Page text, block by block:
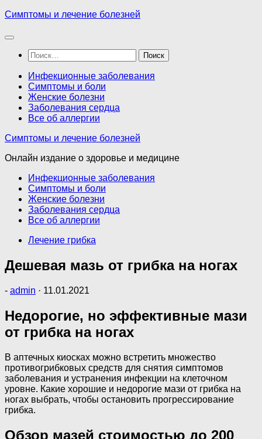
Перейти
содержимому
Симптомы и лечение болезней
Найти:
Инфекционные заболевания
Симптомы и боли
Женские болезни
Заболевания сердца
Все об аллергии
Симптомы и лечение болезней
Онлайн издание о здоровье и медицине
Инфекционные заболевания
Симптомы и боли
Женские болезни
Заболевания сердца
Все об аллергии
Лечение грибка
Дешевая мазь от грибка на ногах
- admin · 11.01.2021
Недорогие, но эффективные мази
от грибка на ногах
В аптечных киосках можно встретить множество
противогрибковых средств для снятия симптомов
заболевания и устранения инфекции на клеточном
уровне. Какие хорошие и недорогие мази от грибка на
ногах выбрать, чтобы остановить прогрессирование
грибка.
Обзор мазей стоимостью до 200